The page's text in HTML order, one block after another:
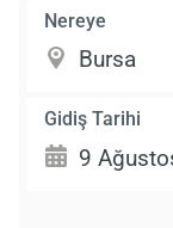
Nereye
Gidiş Tarihi